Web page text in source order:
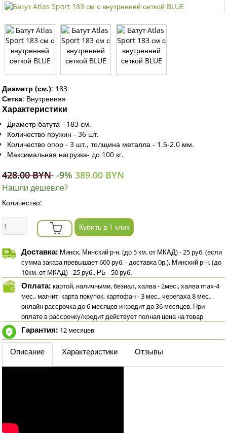
Диаметр (см.): 183
Сетка: Внутренняя
Характеристики
Диаметр батута - 183 см.
Количество пружин - 36 шт.
Количество опор - 3 шт., толщина металла - 1.5-2.0 мм.
Максимальная нагрузка- до 100 кг.
428.00 BYN -9% 389.00 BYN
Нашли дешевле?
Количество:
Купить в 1 клик
Доставка: Минск, Минский р-н. (до 5 км. от МКАД) - 25 руб. (если
сумма заказа превышает 600 руб. - доставка 0р.), Минский р-н. (до
10км. от МКАД) - 25 руб., РБ - 50 руб.
Оплата: картой, наличными, безнал, халва - 2мес., халва max-4
мес., магнит, карта покупок, картофан - 3 мес., черепаха 8 мес.,
онлайн рассрочка до 6 месяцев и кредит до 36 месяцев. При
оплате в рассрочку/кредит действует полная цена на товар
Гарантия: 12 месяцев
Описание Характеристики Отзывы